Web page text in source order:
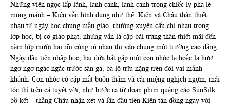
Những viên ngọc lấp lánh, lanh canh, lanh canh trong chiếc ly pha lê
mỏng mảnh – Kiên vẫn hình dung như thế. Kiên và Châu thân thiết
nhau từ ngày học chung mẫu giáo, thường xuyên cấu chí nhau trong
lớp học, bị cô giáo phạt, nhưng vẫn là cặp bài trùng thân thiết mãi đến
năm lớp mười hai rồi cùng rủ nhau thi vào chung một trường cao đẳng.
Ngày đầu tiên nhập học, hai đứa bắt gặp một con nhóc lạ hoắc lạ hươ
ngơ ngơ ngác ngác trước sân ga, ba lô trĩu nặng trên đôi vai mảnh
khảnh. Con nhóc có cặp mắt buồn thẳm và cái miệng nghịch ngợm, mái
tóc thì trên cả tuyệt vời, như bước ra từ đoạn phim quảng cáo SunSilk
bồ kết – thằng Châu nhận xét và lần đầu tiên Kiên tán đồng ngay với